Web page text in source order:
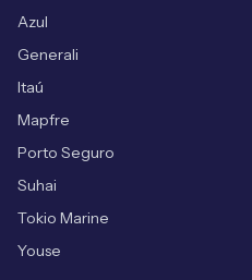
Azul
Generali
Itaú
Mapfre
Porto Seguro
Suhai
Tokio Marine
Youse